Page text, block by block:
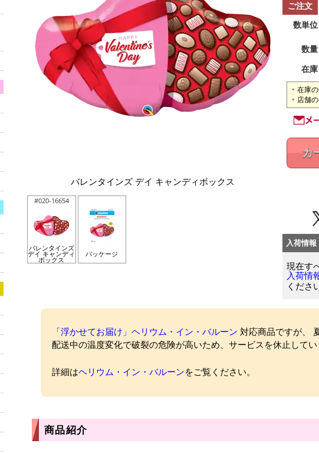
バレンタインズ デイ キャンディボックス
#020-16654
バレンタインズ
デイ キャンディ
ボックス
パッケージ
ご注文
数単位
数量
在庫
在庫
店舗
カ
入荷情報
現在す
入荷情
くださ
「浮かせてお届け」ヘリウム・イン・バルーン 対応商品ですが、
配送中の温度変化で破裂の危険が高いため、サービスを休止してい
詳細はヘリウム・イン・バルーンをご覧ください。
商品紹介